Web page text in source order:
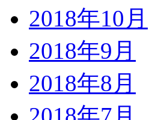
2018年10月
2018年9月
2018年8月